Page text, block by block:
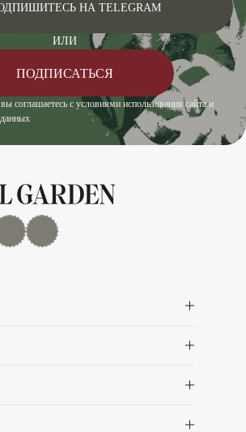
соглашаетесь с условиями использования сайта и
НА TELEGRAM
ИЛИ
ПОДПИСАТЬСЯ
Telegram